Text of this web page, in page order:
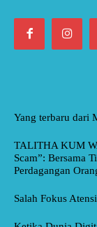
Yang terbaru dari
TALITHA KUM
Scam”: Bersama
Perdagangan
Salah Fokus